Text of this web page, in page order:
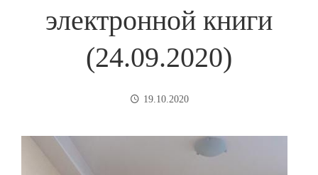
электронной книги
(24.09.2020)
19.10.2020